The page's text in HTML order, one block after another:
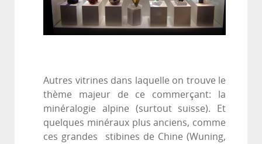
Autres vitrines dans laquelle on trouve le
thème majeur de ce commerçant: la
minéralogie alpine (surtout suisse). Et
quelques minéraux plus anciens, comme
ces grandes stibines de Chine (Wuning,